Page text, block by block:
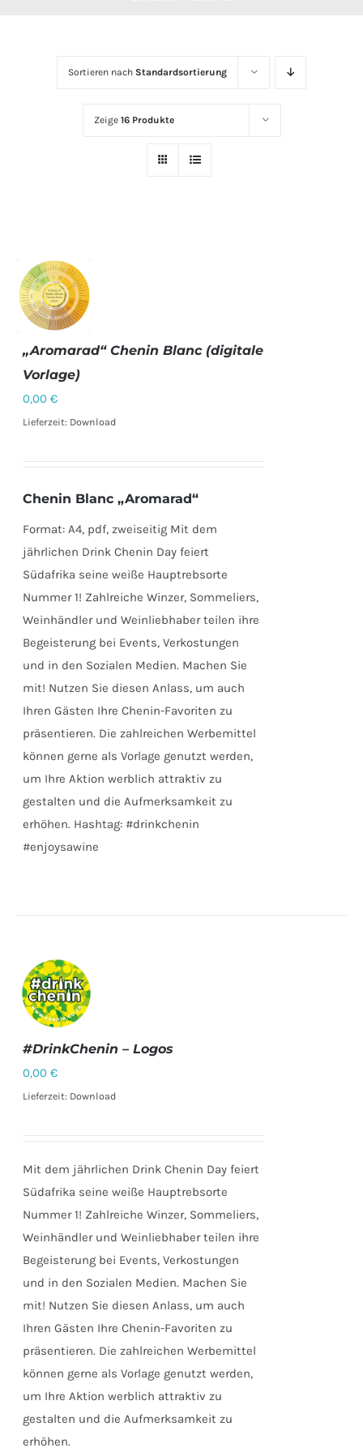
Sortieren nach Standardsortierung
Zeige 16 Produkte
DETAILS
„Aromarad“ Chenin Blanc (digitale
Vorlage)
0,00€
Lieferzeit: Download
Chenin Blanc „Aromarad“
Format: A4, pdf, zweiseitig Mit dem
jährlichen Drink Chenin Day feiert
Südafrika seine weiße Hauptrebsorte
Nummer 1! Zahlreiche Winzer, Sommeliers,
Weinhändler und Weinliebhaber teilen ihre
Begeisterung bei Events, Verkostungen
und in den Sozialen Medien. Machen Sie
mit! Nutzen Sie diesen Anlass, um auch
Ihren Gästen Ihre Chenin-Favoriten zu
präsentieren. Die zahlreichen Werbemittel
können gerne als Vorlage genutzt werden,
um Ihre Aktion werblich attraktiv zu
gestalten und die Aufmerksamkeit zu
erhöhen. Hashtag: #drinkchenin
#enjoysawine
DETAILS
#DrinkChenin – Logos
0,00€
Lieferzeit: Download
Mit dem jährlichen Drink Chenin Day feiert
Südafrika seine weiße Hauptrebsorte
Nummer 1! Zahlreiche Winzer, Sommeliers,
Weinhändler und Weinliebhaber teilen ihre
Begeisterung bei Events, Verkostungen
und in den Sozialen Medien. Machen Sie
mit! Nutzen Sie diesen Anlass, um auch
Ihren Gästen Ihre Chenin-Favoriten zu
präsentieren. Die zahlreichen Werbemittel
können gerne als Vorlage genutzt werden,
um Ihre Aktion werblich attraktiv zu
gestalten und die Aufmerksamkeit zu
erhöhen.